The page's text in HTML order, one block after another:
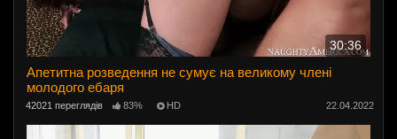
30:36
Апетитна розведення не сумує на великому члені
молодого ебаря
42021 переглядів 83% HD 22.04.2022